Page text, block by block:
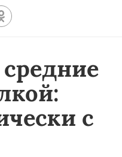
с